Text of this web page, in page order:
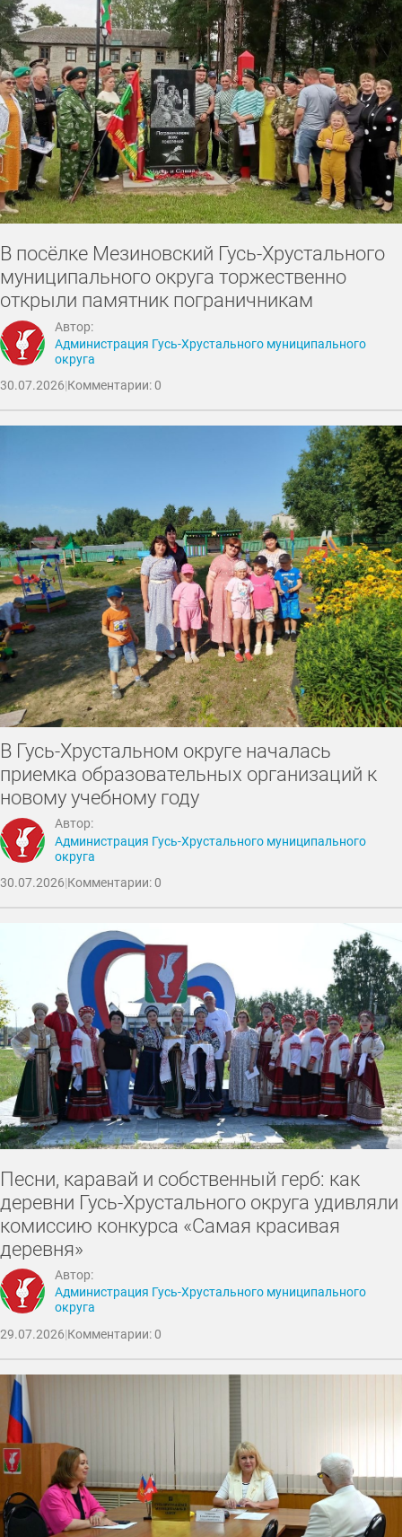
В посёлке Мезиновский Гусь-Хрустального
муниципального округа торжественно
открыли памятник пограничникам
Автор:
Администрация Гусь-Хрустального муниципального
округа
30.07.2026|Комментарии: 0
В Гусь-Хрустальном округе началась
приемка образовательных организаций к
новому учебному году
Автор:
Администрация Гусь-Хрустального муниципального
округа
30.07.2026|Комментарии: 0
Песни, каравай и собственный герб: как
деревни Гусь-Хрустального округа удивляли
комиссию конкурса «Самая красивая
деревня»
Автор:
Администрация Гусь-Хрустального муниципального
округа
29.07.2026|Комментарии: 0